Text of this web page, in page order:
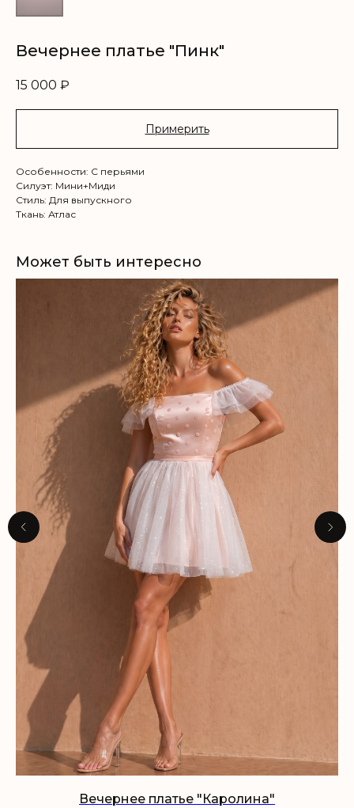
Вечернее платье "Пинк"
15 000 ₽
Примерить
Особенности: C перьями
Силуэт: Мини+Миди
Стиль: Для выпускного
Ткань: Атлас
Может быть интересно
Вечернее платье "Каролина"